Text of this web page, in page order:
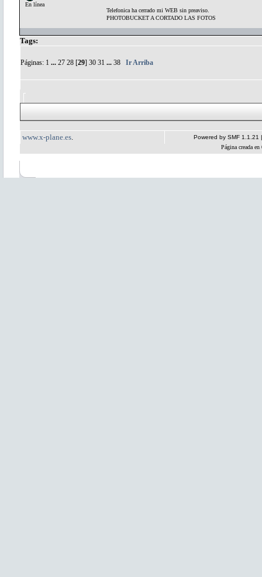
En línea
Telefonica ha cerrado mi WEB sin preaviso.
PHOTOBUCKET A CORTADO LAS FOTOS
Tags:
Páginas: 1 ... 27 28 [29] 30 31 ... 38 Ir Arriba
www.x-plane.es Powered by SMF 1.1.21
Página creada